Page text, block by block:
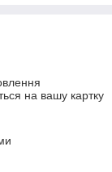
на вашу картку